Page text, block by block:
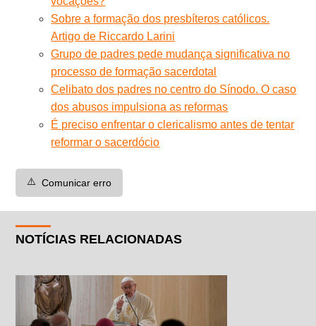
Sobre a formação dos presbíteros católicos.
Artigo de Riccardo Larini
Grupo de padres pede mudança significativa no
processo de formação sacerdotal
Celibato dos padres no centro do Sínodo. O caso
dos abusos impulsiona as reformas
É preciso enfrentar o clericalismo antes de tentar
reformar o sacerdócio
⚠️ Comunicar erro
NOTÍCIAS RELACIONADAS